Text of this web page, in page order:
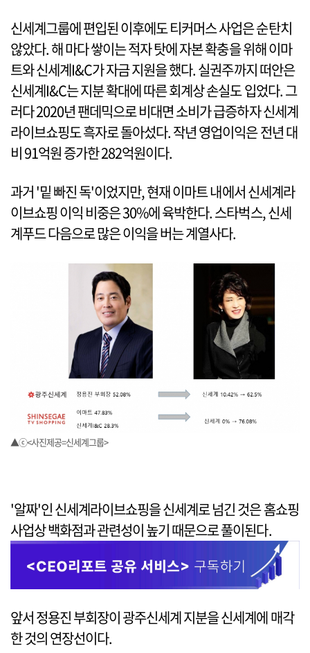
신세계그룹에 편입된 이후에도 티커머스 사업은 순탄치
않았다. 해 마다 쌓이는 적자 탓에 자본 확충을 위해 이마
트와 신세계I&C가 자금 지원을 했다. 실권주까지 떠안은
신세계I&C는 지분 확대에 따른 회계상 손실도 입었다. 그
러다 2020년 팬데믹으로 비대면 소비가 급증하자 신세계
라이브쇼핑도 흑자로 돌아섰다. 작년 영업이익은 전년 대
비 91억원 증가한 282억원이다.
과거 '밑 빠진 독'이었지만, 현재 이마트 내에서 신세계라
이브쇼핑 이익 비중은 30%에 육박한다. 스타벅스, 신세
계푸드 다음으로 많은 이익을 버는 계열사다.
▲ⓒ<사진제공=신세계그룹>
'알짜'인 신세계라이브쇼핑을 신세계로 넘긴 것은 홈쇼핑
사업상 백화점과 관련성이 높기 때문으로 풀이된다.
앞서 정용진 부회장이 광주신세계 지분을 신세계에 매각
한 것의 연장선이다.